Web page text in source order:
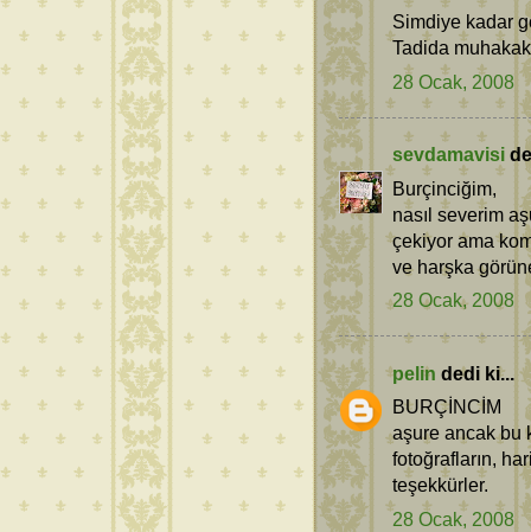
Simdiye kadar
Tadida
28 Ocak, 2008
sevdamavisi
Burçinciğim,
nasıl severim
çekiyor ama
ve harşka
28 Ocak, 2008
pelin dedi ki...
BURÇİNCİM
aşure ancak bu
fotoğrafların,
teşekkürler.
28 Ocak, 2008